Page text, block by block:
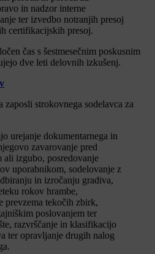
in nadzor interne
ter izvedbo notranjih presoj
certifikacijskih presoj.
čas s šestmesečnim poskusnim
dve leti delovnih izkušenj.
zaposli strokovnega sodelavca za
urejanje dokumentarnega in
zavarovanje pred
ali izgubo, posredovanje
uporabnikom, sodelovanje z
in izročanju gradiva,
rokov hrambe,
prevzema tekočih zbirk,
poslovanjem ter
razvrščanje in klasifikacijo
ter opravljanje drugih nalog